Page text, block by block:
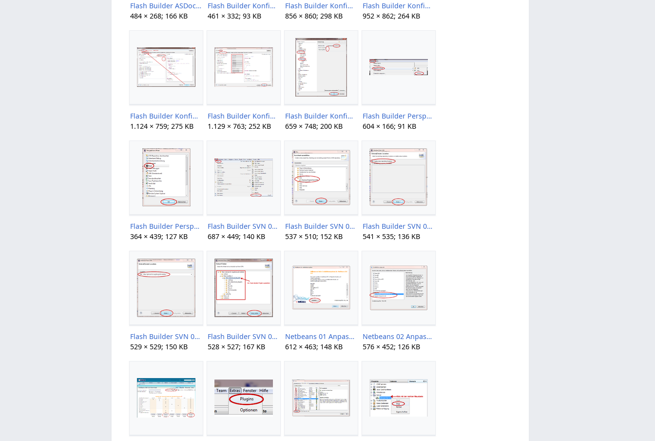
Flash Builder ASDoc 05.png
484 × 268; 166 KB
Flash Builder Konfiguration 00.png
461 × 332; 93 KB
Flash Builder Konfiguration 01.png
856 × 860; 298 KB
Flash Builder Konfiguration 02.png
952 × 862; 264 KB
Flash Builder Konfiguration 03.png
1.124 × 759; 275 KB
Flash Builder Konfiguration 04.png
1.129 × 763; 252 KB
Flash Builder Konfiguration 05.png
659 × 748; 200 KB
Flash Builder Perspektive 01.png
604 × 166; 91 KB
Flash Builder Perspektive 02.png
364 × 439; 127 KB
Flash Builder SVN 00.png
687 × 449; 140 KB
Flash Builder SVN 01.png
537 × 510; 152 KB
Flash Builder SVN 02.png
541 × 535; 136 KB
Flash Builder SVN 03.png
529 × 529; 150 KB
Flash Builder SVN 04.png
528 × 527; 167 KB
Netbeans 01 Anpassen.png
612 × 463; 148 KB
Netbeans 02 Anpassen.png
576 × 452; 126 KB